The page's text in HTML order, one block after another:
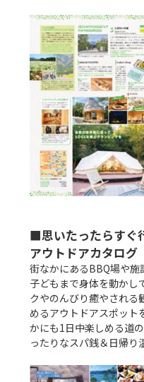
■思いたったらすぐ
アウトドアカタログ
街なかにあるBBQ場や施
子どもまで身体を動かし
クやのんびり癒やされる
めるアウトドアスポット
かにも1日中楽しめる道
ったりなスパ銭＆日帰り